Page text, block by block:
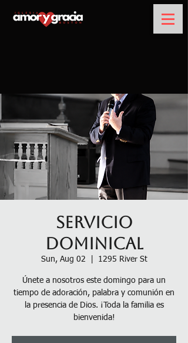
Servicio
Dominical
Sun, Aug 02 1295 River St
Únete a nosotros este domingo para un
tiempo de adoración, palabra y comunión en
la presencia de Dios. ¡Toda la familia es
bienvenida!